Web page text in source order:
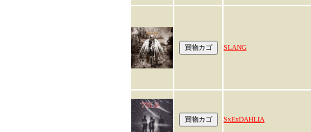
SLANG
SxExDAHLIA